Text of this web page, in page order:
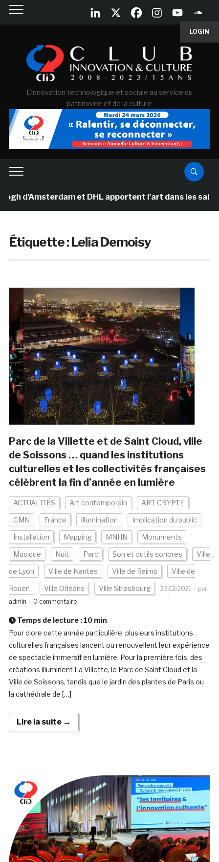
LOGIN
L'innovation technologique et sociale au service du
patrimoine et de la culture
d’Amsterdam et DHL apportent l’art dans les salles
Étiquette :Lelia Demoisy
Parc de la Villette et de Saint Cloud, ville
de Soissons … quand les institutions
culturelles et les collectivités françaises
célèbrent la fin d’année en lumière
ACTUALITÉS Art contemporain ART CRYPTE
CMN France Illumination Implication du public
Installation Mapping MNHN Monuments
Musique Nuit Parc Son et outils sonores Ville
de Lyon Ville de Nantes Ville de Reims Ville de
Rouen Ville Orléans Ville Strasbourg 23/12/2021
par
admin
0 commentaire
Temps de lecture : 10 min
Pour clore cette année particulière, plusieurs institutions
culturelles françaises lancent ou renouvellent leur expérience
de spectacle immersif en lumière. Pour la première fois, des
créations illuminent La Villette, le Parc de Saint Cloud et la
Ville de Soissons, tandis que le jardin des plantes de Paris ou
la cathédrale de […]
Lire la suite →